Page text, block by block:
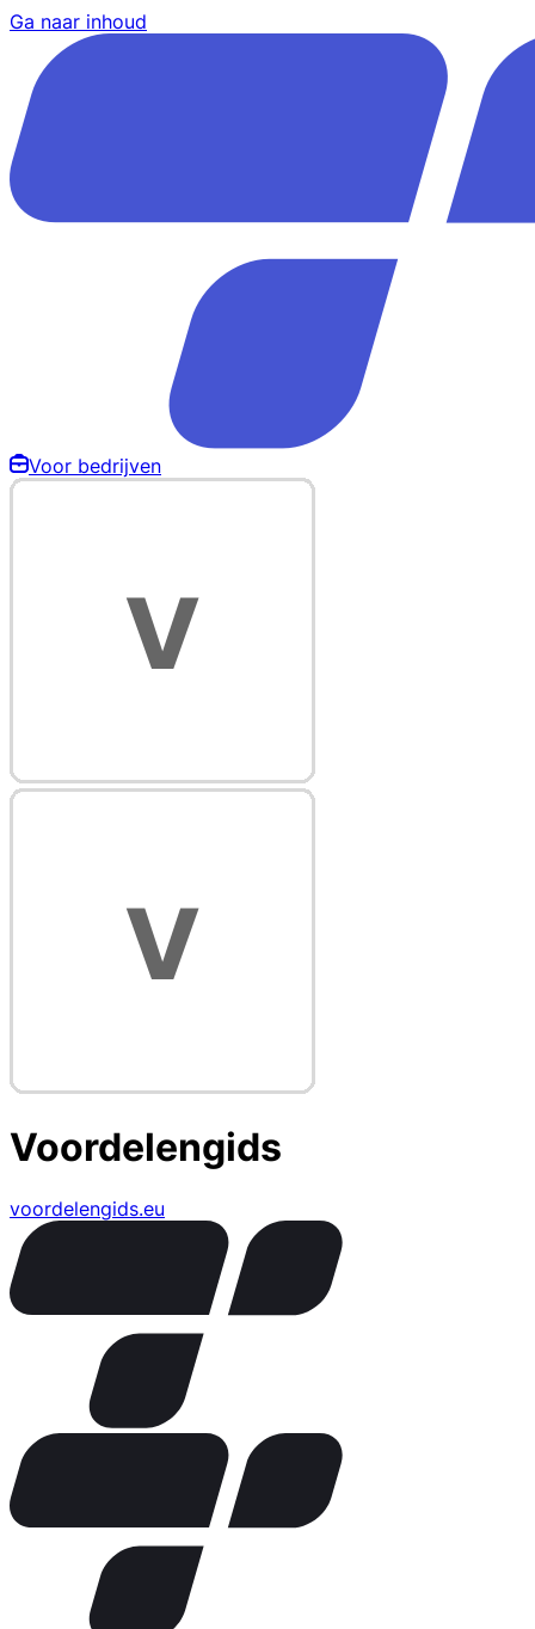
Ga naar inhoud
Voor bedrijven
Voordelengids
voordelengids.eu